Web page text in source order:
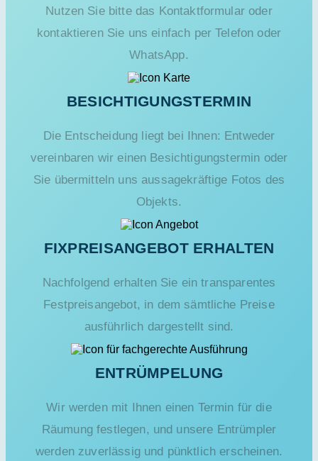
Nutzen Sie bitte das Kontaktformular oder
kontaktieren Sie uns einfach per Telefon oder
WhatsApp.
BESICHTIGUNGSTERMIN
Die Entscheidung liegt bei Ihnen: Entweder
vereinbaren wir einen Besichtigungstermin oder
Sie übermitteln uns aussagekräftige Fotos des
Objekts.
FIXPREISANGEBOT ERHALTEN
Nachfolgend erhalten Sie ein transparentes
Festpreisangebot, in dem sämtliche Preise
ausführlich dargestellt sind.
ENTRÜMPELUNG
Wir werden mit Ihnen einen Termin für die
Räumung festlegen, und unsere Entrümpler
werden zuverlässig und pünktlich erscheinen.